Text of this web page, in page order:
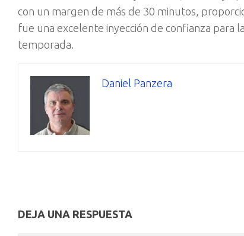
con un margen de más de 30 minutos,
fue una excelente inyección de confianza para
temporada.
Daniel Panzera
DEJA UNA RESPUESTA